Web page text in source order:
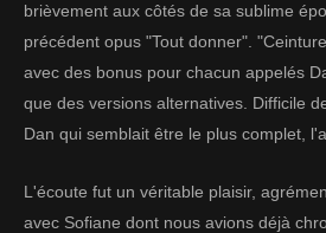
brièvement aux côtés de sa sublime
précédent opus "Tout donner".
avec des bonus pour chacun appelés
que des versions alternatives. Difficile
Dan qui semblait être le plus complet,
L'écoute fut un véritable plaisir,
avec Sofiane dont nous avions déjà